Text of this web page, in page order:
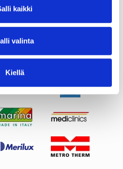
kaikki
valinta
Kiellä